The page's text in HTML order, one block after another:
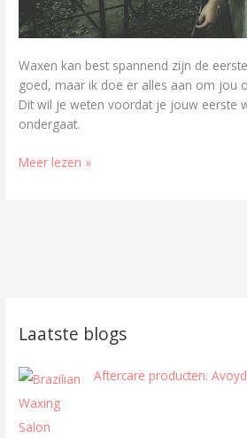
Waxen kan best spannend zijn de
goed, maar ik doe er alles aan om jou
Dit wil je weten voordat je jouw eerste
ondergaat.
Meer lezen »
Laatste blogs
Aftercare producten: